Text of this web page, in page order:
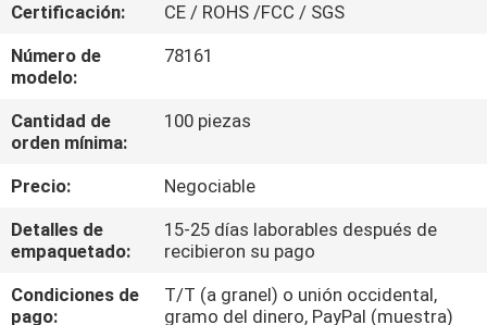
VIAJE
DE
LA
FÁBRICA
CONTROL
DE
CALIDAD
Certificación:
CE / ROHS /FCC / SGS
Número de
modelo:
78161
Cantidad de
orden mínima:
100 piezas
Precio:
Negociable
Detalles de
empaquetado:
15-25 días laborables después de
recibieron su pago
Condiciones de
pago:
T/T (a granel) o unión occidental,
gramo del dinero, PayPal (muestra)